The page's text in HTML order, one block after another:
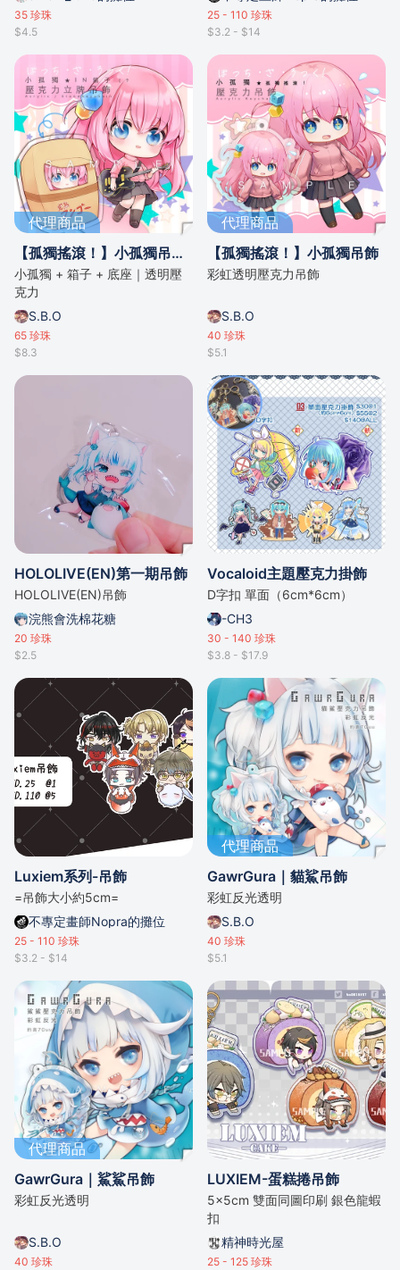
35 珍珠
$4.5
25 - 110 珍珠
$3.2 - $14
代理商品
【孤獨搖滾！】小孤獨吊飾立牌
小孤獨 + 箱子 + 底座｜透明壓
克力
S.B.O
65 珍珠
$8.3
代理商品
【孤獨搖滾！】小孤獨吊飾
彩虹透明壓克力吊飾
S.B.O
40 珍珠
$5.1
HOLOLIVE(EN)第一期吊飾
HOLOLIVE(EN)吊飾
浣熊會洗棉花糖
20 珍珠
$2.5
Vocaloid主題壓克力掛飾
D字扣 單面（6cm*6cm）
-CH3
30 - 140 珍珠
$3.8 - $17.9
Luxiem系列-吊飾
=吊飾大小約5cm=
不專定畫師Nopra的攤位
25 - 110 珍珠
$3.2 - $14
代理商品
GawrGura｜貓鯊吊飾
彩虹反光透明
S.B.O
40 珍珠
$5.1
代理商品
GawrGura｜鯊鯊吊飾
彩虹反光透明
S.B.O
40 珍珠
LUXIEM-蛋糕捲吊飾
5x5cm 雙面同圖印刷 銀色龍蝦
扣
精神時光屋
25 - 125 珍珠